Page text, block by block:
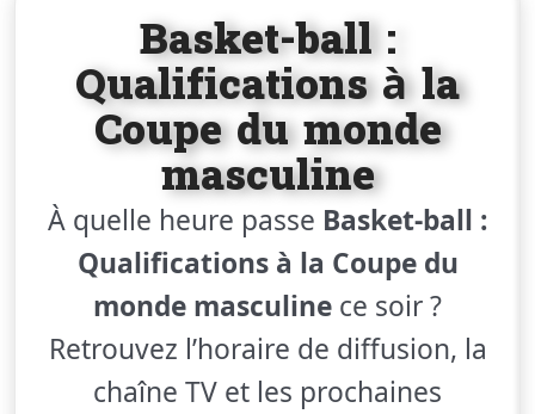
Basket-ball :
Qualifications à la
Coupe du monde
masculine
À quelle heure passe Basket-ball :
Qualifications à la Coupe du
monde masculine ce soir ?
Retrouvez l’horaire de diffusion, la
chaîne TV et les prochaines